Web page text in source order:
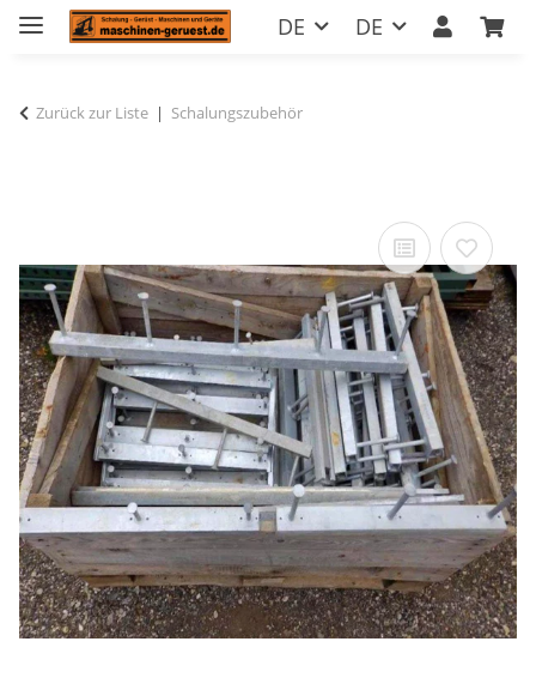
DE DE
Zurück zur Liste Schalungszubehör